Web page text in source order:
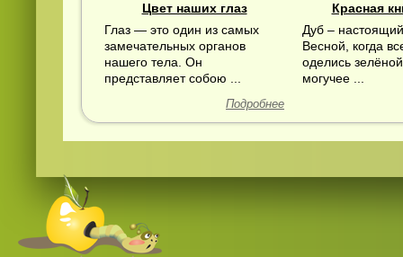
Цвет наших глаз
Глаз — это один из самых
замечательных органов
нашего тела. Он
представляет собою ...
Подробнее
Красная
Дуб –
Весной, когда
оделись
могучее ...